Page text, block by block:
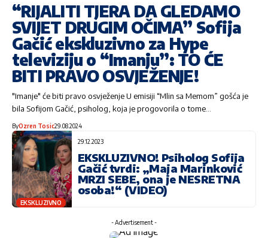
“RIJALITI TJERA DA GLEDAMO
SVIJET DRUGIM OČIMA” Sofija
Gačić ekskluzivno za Hype
televiziju o “Imanju”: TO ĆE
BITI PRAVO OSVJEŽENJE!
"Imanje" će biti pravo osvježenje U emisiji “Mlin sa Memom” gošća je
bila Sofijom Gačić, psiholog, koja je progovorila o tome…
ByOzren Tosic29.08.2024
29.12.2023
EKSKLUZIVNO! Psiholog Sofija
Gačić tvrdi: „Maja Marinković
MRZI SEBE, ona je NESRETNA
osoba!“ (VIDEO)
EKSKLUZIVNO
- Advertisement -